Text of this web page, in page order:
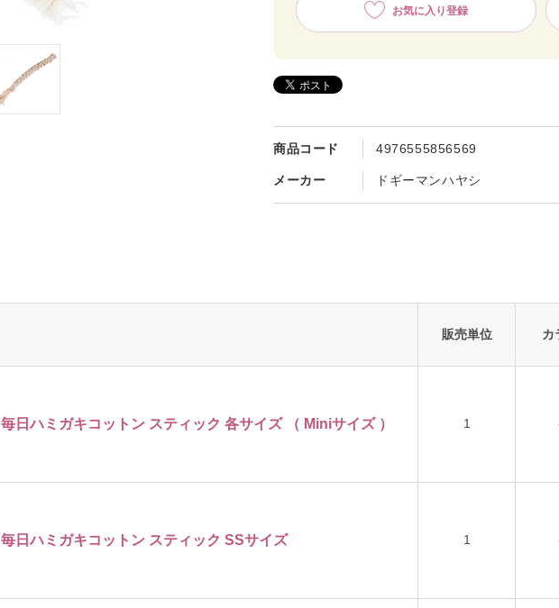
商品コード 4976555856569
メーカー ドギーマンハヤシ
お気に入り登録
販売単位 カ
毎日ハミガキコットン スティック 各サイズ （ Miniサイズ ） 1
毎日ハミガキコットン スティック SSサイズ 1